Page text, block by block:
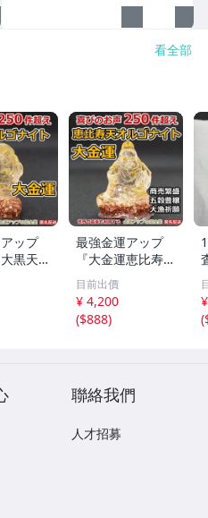
看全部
ップ
大黒天
てん）
ト高4.
、福徳
【金運
最強金運アップ
『大金運恵比寿天
（えびすてん）オ
ルゴナイト高4.5c
m』【金運アップ
の招金堂】金運ア
目前出價
¥ 4,200
($888)
(
聯絡我們
人才招募